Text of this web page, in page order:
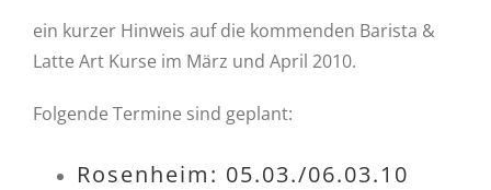
ein kurzer Hinweis auf die kommenden Barista &
Latte Art Kurse im März und April 2010.
Folgende Termine sind geplant:
Rosenheim: 05.03./06.03.10